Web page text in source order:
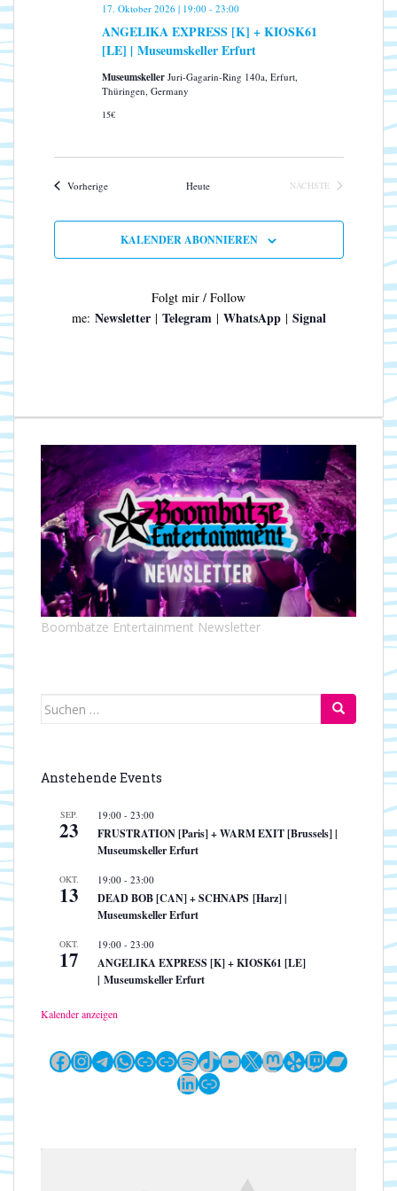
ANGELIKA EXPRESS [K] + KIOSK61
[LE] | Museumskeller Erfurt
17. Oktober 2026 | 19:00- 23:00
Museumskeller Juri-Gagarin-Ring 140a, Erfurt,
Thüringen, Germany
15€
VorherigeVeranstaltungen Heute
NÄCHSTE
VERANSTALTUNGEN
KALENDER ABONNIEREN
Folgt mir / Follow
me: Newsletter| Telegram | WhatsApp| Signal
Boombatze Entertainment Newsletter
Suchen
Anstehende Events
SEP.
23
19:00 - 23:00
FRUSTRATION [Paris] + WARM EXIT [Brussels] |
Museumskeller Erfurt
OKT.
13
19:00 - 23:00
DEAD BOB [CAN] + SCHNAPS [Harz] |
Museumskeller Erfurt
OKT.
17
19:00 - 23:00
ANGELIKA EXPRESS [K] + KIOSK61 [LE]
| Museumskeller Erfurt
Kalender anzeigen
Facebook
Instagram
Telegram
WhatsApp
LinkLinkSpotify
TikTok
YouTube
X Mastodon
YelpTwitch
LinkedIn
Link